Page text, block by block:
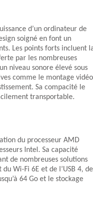
d’un ordinateur de
soigné en font un
Les points forts incluent
par les nombreuses
niveau sonore élevé sous
comme le montage vidéo
Sa compacité le
transportable.
du processeur AMD
Intel. Sa capacité
de nombreuses solutions
Wi-Fi 6E et de l’USB 4,
64 Go et le stockage